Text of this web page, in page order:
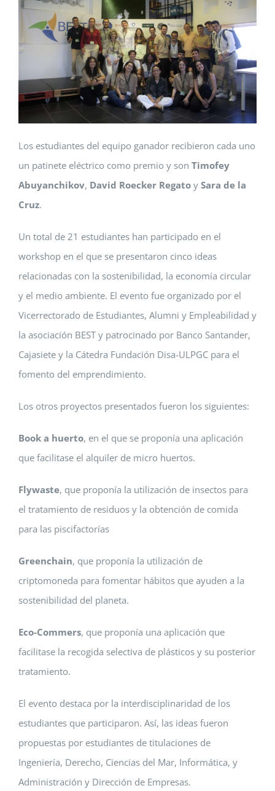
Los estudiantes del equipo ganador recibieron cada uno
un patinete eléctrico como premio y son Timofey
Abuyanchikov, David Roecker Regato y Sara de la
Cruz.
Un total de 21 estudiantes han participado en el
workshop en el que se presentaron cinco ideas
relacionadas con la sostenibilidad, la economía circular
y el medio ambiente. El evento fue organizado por el
Vicerrectorado de Estudiantes, Alumni y Empleabilidad y
la asociación BEST y patrocinado por Banco Santander,
Cajasiete y la Cátedra Fundación Disa-ULPGC para el
fomento del emprendimiento.
Los otros proyectos presentados fueron los siguientes:
Book a huerto, en el que se proponía una aplicación
que facilitase el alquiler de micro huertos.
Flywaste, que proponía la utilización de insectos para
el tratamiento de residuos y la obtención de comida
para las piscifactorías
Greenchain, que proponía la utilización de
criptomoneda para fomentar hábitos que ayuden a la
sostenibilidad del planeta.
Eco-Commers, que proponía una aplicación que
facilitase la recogida selectiva de plásticos y su posterior
tratamiento.
El evento destaca por la interdisciplinaridad de los
estudiantes que participaron. Así, las ideas fueron
propuestas por estudiantes de titulaciones de
Ingeniería, Derecho, Ciencias del Mar, Informática, y
Administración y Dirección de Empresas.